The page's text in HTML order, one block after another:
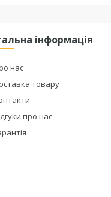
інформація
нас
товару
про нас